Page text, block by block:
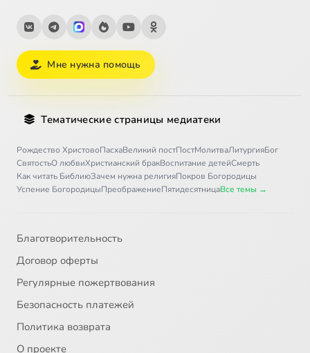
Мне нужна помощь
Тематические страницы медиатеки
Рождество ХристовоПасхаВеликий постПостМолитваЛитургияБог
СвятостьО любвиХристианский бракВоспитание детейСмерть
Как читать БиблиюЗачем нужна религияПокров Богородицы
Успение БогородицыПреображениеПятидесятницаВсе темы →
Благотворительность
Договор оферты
Регулярные пожертвования
Безопасность платежей
Политика возврата
О проекте